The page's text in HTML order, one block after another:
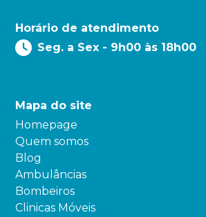
Horário de atendimento
Seg. a Sex - 9h00 às 18h00
Mapa do site
Homepage
Quem somos
Blog
Ambulâncias
Bombeiros
Clinicas Móveis